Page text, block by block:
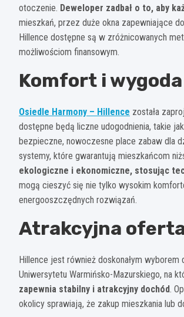
otoczenie. Deweloper zadbał o to, aby
mieszkań, przez duże okna zapewniające
Hillence dostępne są w zróżnicowanych
możliwościom finansowym.
Komfort i
Osiedle Harmony – Hillence została
dostępne będą liczne udogodnienia, takie
bezpieczne, nowoczesne place zabaw dla
systemy, które gwarantują mieszkańcom
ekologiczne i ekonomiczne, stosując
mogą cieszyć się nie tylko wysokim
energooszczędnych rozwiązań.
Atrakcyjna
Hillence jest również doskonałym
Uniwersytetu Warmińsko-Mazurskiego, na
zapewnia stabilny i atrakcyjny dochód.
okolicy sprawiają, że zakup mieszkania lub